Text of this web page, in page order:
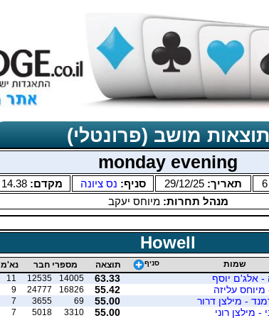
תוצאות מושב (פרונטלי)
monday evening
6 תאריך: 29/12/25 סניף: נס ציונה מקדם:14.38
מנהל תחרות:מיוחס יעקב
Howell
שמות סניף תוצאה מספרי חבר
נא'מ
- אלג'ם יוסף 63.33
14005
12535
11
עליזה 55.42
16826
24777
9
- מילצן דרור 55.00
69
3655
7
- מילצן רוני 55.00
3310
5018
7